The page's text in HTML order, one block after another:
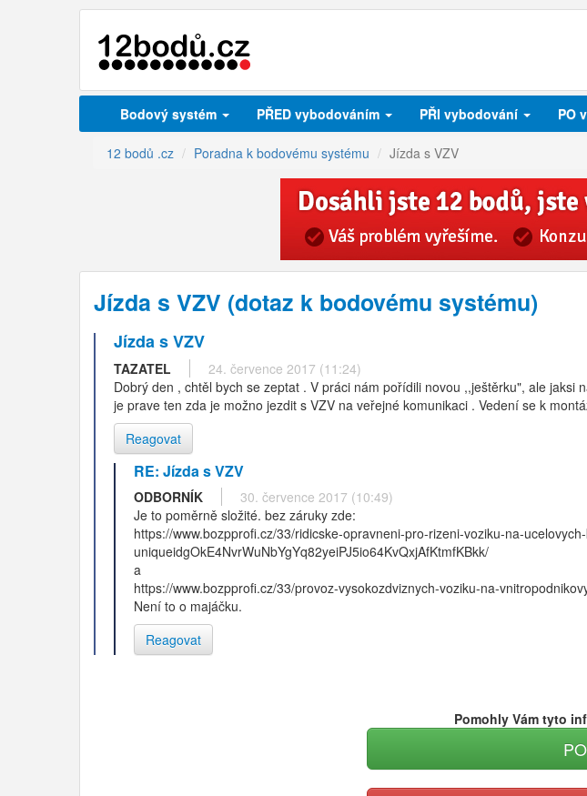
Bodový systém PŘED vybodováním PŘI vybodování PO
12 bodů .cz Poradna k bodovému systému Jízda s VZV
Jízda s VZV (dotaz k bodovému systému)
Jízda s VZV
TAZATEL
24. července 2017 (11:24)
Dobrý den , chtěl bych se zeptat . V práci nám pořídili novou ,,ještěrku", ale
je prave ten zda je možno jezdit s VZV na veřejné komunikaci . Vedení se k
Reagovat
RE: Jízda s VZV
ODBORNÍK
30. července 2017 (10:49)
Je to poměrně složité. bez záruky zde:
https://www.bozpprofi.cz/33/ridicske-opravneni-pro-rizeni-voziku-na-
uniqueidgOkE4NvrWuNbYgYq82yeiPJ5io64KvQxjAfKtmfKBkk/
a
https://www.bozpprofi.cz/33/provoz-vysokozdviznych-voziku-na-
Není to o majáčku.
Reagovat
Pomohly Vám tyto